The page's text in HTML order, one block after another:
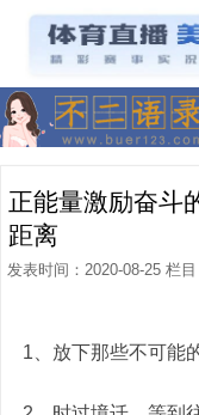
正能量激励奋斗
距离
发表时间：2020-08-25 栏目
1、放下那些不可能